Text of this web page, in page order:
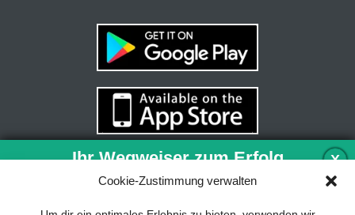
Cookie-Zustimmung verwalten
X
Ihr Wegweiser zum Erfolg